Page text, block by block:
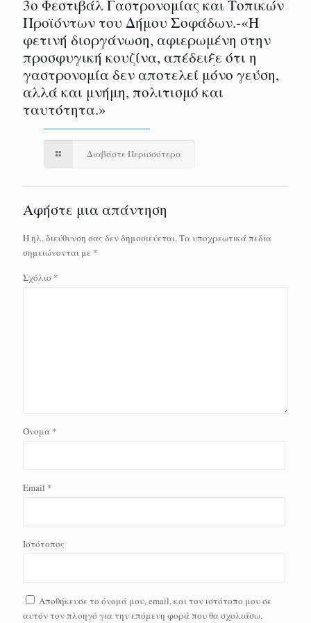
3ο Φεστιβάλ Γαστρονομίας και Τοπικών
Προϊόντων του Δήμου Σοφάδων.-«Η
φετινή διοργάνωση, αφιερωμένη στην
προσφυγική κουζίνα, απέδειξε ότι η
γαστρονομία δεν αποτελεί μόνο γεύση,
αλλά και μνήμη, πολιτισμό και
ταυτότητα.»
Διαβάστε Περισσότερα
Αφήστε μια απάντηση
Η ηλ. διεύθυνση σας δεν δημοσιεύεται.Τα υποχρεωτικά πεδία
σημειώνονται με *
Σχόλιο *
Όνομα *
Email *
Ιστότοπος
Αποθήκευσε το όνομά μου, email, και τον ιστότοπο μου σε
αυτόν τον πλοηγό για την επόμενη φορά που θα σχολιάσω.